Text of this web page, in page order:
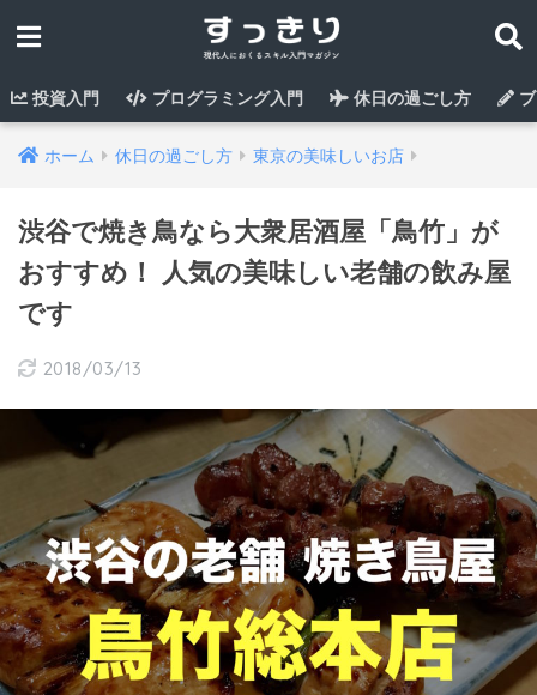
投資入門 プログラミング入門 休日の過ごし方
ホーム 休日の過ごし方 東京の美味しいお店
渋谷で焼き鳥なら大衆居酒屋「鳥竹」が
おすすめ！ 人気の美味しい老舗の飲み屋
です
2018/03/13